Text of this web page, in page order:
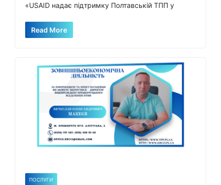
«USAID надає підтримку Полтавській ТПП у
Read More
ПОСЛУГИ